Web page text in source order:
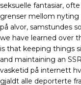
seksuelle fantasiar,
grenser mellom
på alvor, samstundes
we have learned over
is that keeping things
and maintaining an
vasketid på internett
gjaldt alle deporterte